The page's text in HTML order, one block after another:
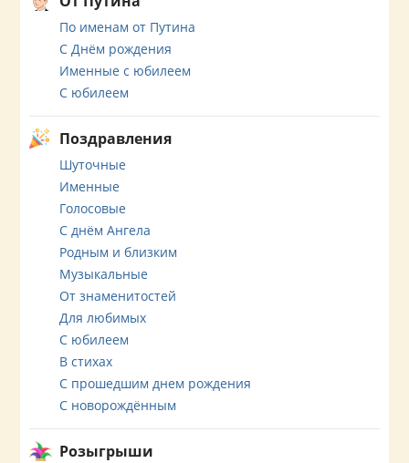
По именам от Путина
С Днём рождения
Именные с юбилеем
С юбилеем
Поздравления
Шуточные
Именные
Голосовые
С днём Ангела
Родным и близким
Музыкальные
От знаменитостей
Для любимых
С юбилеем
В стихах
С прошедшим днем рождения
С новорождённым
Розыгрыши